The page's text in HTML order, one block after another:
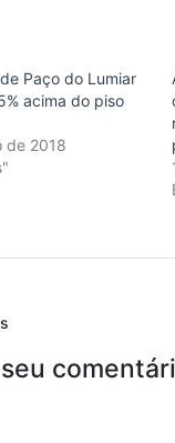
Paço do Lumiar
acima do piso
de 2018